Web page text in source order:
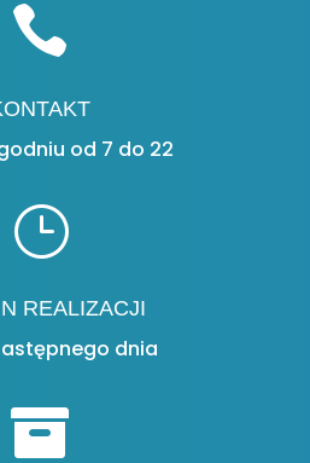

od 7 do 22
}
REALIZACJI
dnia
